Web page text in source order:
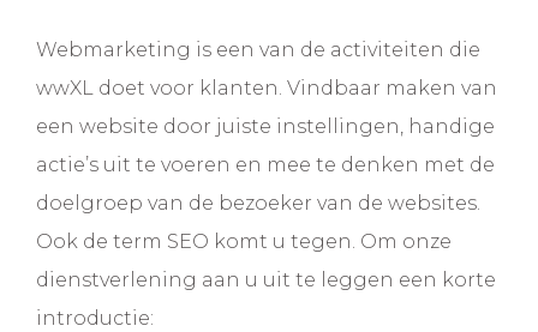
Webmarketing is een van de activiteiten die
wwXL doet voor klanten. Vindbaar maken van
een website door juiste instellingen, handige
actie’s uit te voeren en mee te denken met de
doelgroep van de bezoeker van de websites.
Ook de term SEO komt u tegen. Om onze
dienstverlening aan u uit te leggen een korte
introductie: